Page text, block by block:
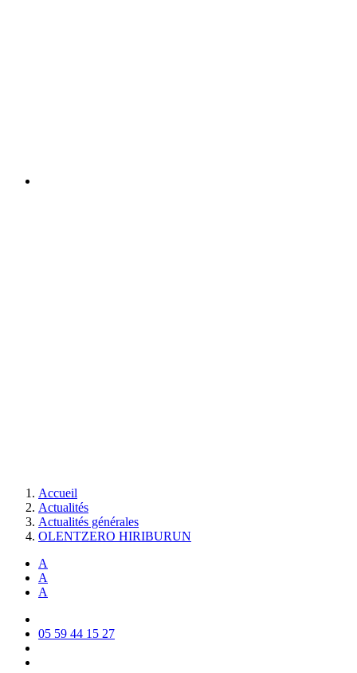
Accueil
Actualités
Actualités générales
OLENTZERO HIRIBURUN
A
A
A
05 59 44 15 27